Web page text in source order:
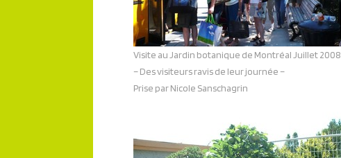
Visite au Jardin botanique de Montréal Juillet 2008
– Des visiteurs ravis de leur journée –
Prise par Nicole Sanschagrin